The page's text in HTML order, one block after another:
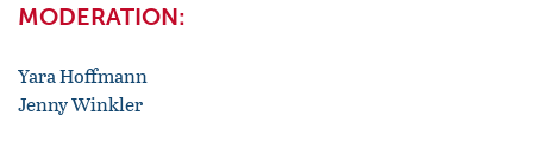
MODERATION:
Yara Hoffmann
Jenny Winkler